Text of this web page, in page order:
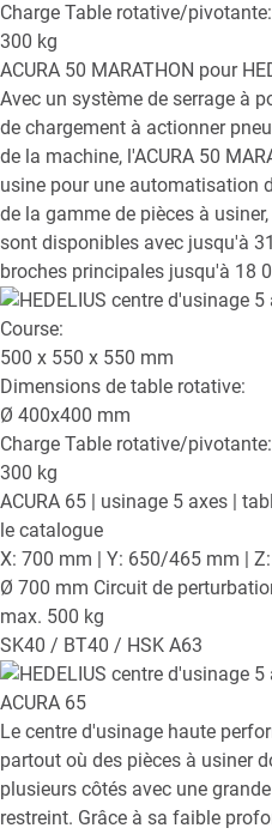
Charge Table rotative/pivotante:
300 kg
ACURA 50 MARATHON pour
Avec un système de serrage à
de chargement à actionner
de la machine, l'ACURA 50
usine pour une automatisation
de la gamme de pièces à
sont disponibles avec jusqu'à
broches principales jusqu'à 18
Course:
500 x 550 x 550 mm
Dimensions de table rotative:
Ø 400x400 mm
Charge Table rotative/pivotante:
300 kg
ACURA 65
| usinage 5 axes |
le catalogue
X: 700 mm | Y: 650/465 mm |
Ø 700 mm Circuit de
max. 500 kg
SK40 / BT40 / HSK A63
ACURA 65
Le centre d'usinage haute
partout où des pièces à usiner
plusieurs côtés avec une
restreint. Grâce à sa faible